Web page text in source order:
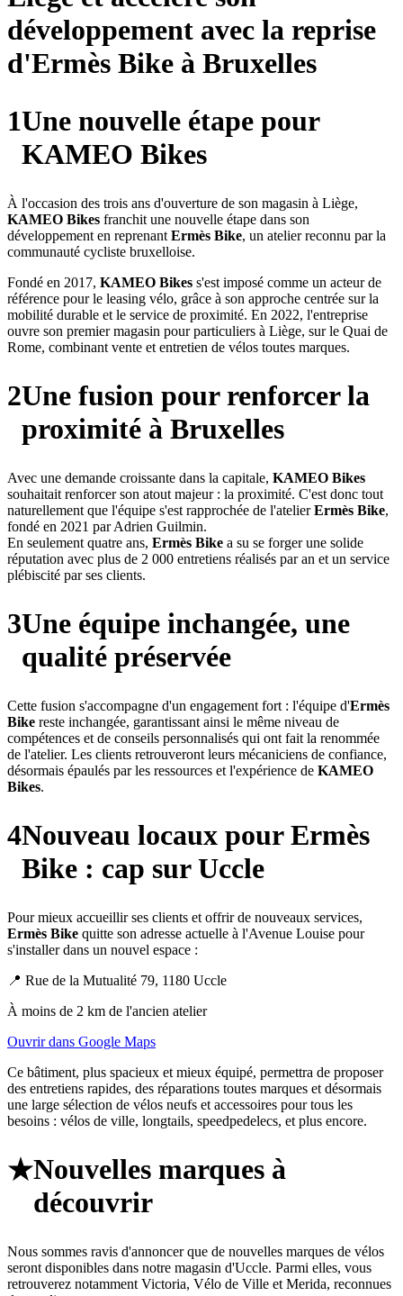
développement avec la reprise
d'Ermès Bike à Bruxelles
1Une nouvelle étape pour
KAMEO Bikes
À l'occasion des trois ans d'ouverture de son magasin à Liège,
KAMEO Bikes franchit une nouvelle étape dans son
développement en reprenant Ermès Bike, un atelier reconnu par la
communauté cycliste bruxelloise.
Fondé en 2017, KAMEO Bikes s'est imposé comme un acteur de
référence pour le leasing vélo, grâce à son approche centrée sur la
mobilité durable et le service de proximité. En 2022, l'entreprise
ouvre son premier magasin pour particuliers à Liège, sur le Quai de
Rome, combinant vente et entretien de vélos toutes marques.
2Une fusion pour renforcer la
proximité à Bruxelles
Avec une demande croissante dans la capitale, KAMEO Bikes
souhaitait renforcer son atout majeur : la proximité. C'est donc tout
naturellement que l'équipe s'est rapprochée de l'atelierErmès Bike,
fondé en 2021 par Adrien Guilmin.
En seulement quatre ans, Ermès Bike a su se forger une solide
réputation avec plus de 2 000 entretiens réalisés par an et un service
plébiscité par ses clients.
3Une équipe inchangée, une
qualité préservée
Cette fusion s'accompagne d'un engagement fort : l'équipe d'Ermès
Bike reste inchangée, garantissant ainsi le même niveau de
compétences et de conseils personnalisés qui ont fait la renommée
de l'atelier. Les clients retrouveront leurs mécaniciens de confiance,
désormais épaulés par les ressources et l'expérience de KAMEO
Bikes.
4Nouveau locaux pour Ermès
Bike : cap sur Uccle
Pour mieux accueillir ses clients et offrir de nouveaux services,
Ermès Bike quitte son adresse actuelle à l'Avenue Louise pour
s'installer dans un nouvel espace :
📍 Rue de la Mutualité 79, 1180 Uccle
À moins de 2 km de l'ancien atelier
Ouvrir dans Google Maps
Ce bâtiment, plus spacieux et mieux équipé, permettra de proposer
des entretiens rapides, des réparations toutes marques et désormais
une large sélection de vélos neufs et accessoires pour tous les
besoins : vélos de ville, longtails, speedpedelecs, et plus encore.
★Nouvelles marques à
découvrir
Nous sommes ravis d'annoncer que de nouvelles marques de vélos
seront disponibles dans notre magasin d'Uccle. Parmi elles, vous
retrouverez notamment Victoria, Vélo de Ville et Merida, reconnues